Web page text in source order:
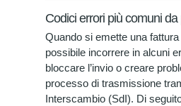
Codici errori più comuni
Quando si emette una
possibile incorrere in alcuni
bloccare l’invio o creare
processo di trasmissione
Interscambio (SdI). Di